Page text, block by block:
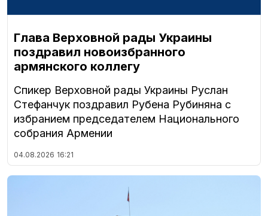
Глава Верховной рады Украины
поздравил новоизбранного
армянского коллегу
Спикер Верховной рады Украины Руслан
Стефанчук поздравил Рубена Рубиняна с
избранием председателем Национального
собрания Армении
04.08.2026 16:21